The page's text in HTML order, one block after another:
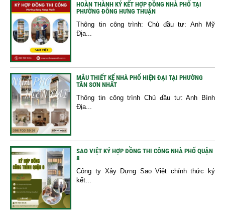
HOÀN THÀNH KÝ KẾT HỢP ĐỒNG NHÀ PHỐ TẠI
PHƯỜNG ĐÔNG HƯNG THUẬN
Thông tin công trình: Chủ đầu tư: Anh Mỹ
Địa...
MẪU THIẾT KẾ NHÀ PHỐ HIỆN ĐẠI TẠI PHƯỜNG
TÂN SƠN NHẤT
Thông tin công trình Chủ đầu tư: Anh Bình
Địa...
SAO VIỆT KÝ HỢP ĐỒNG THI CÔNG NHÀ PHỐ QUẬN
8
Công ty Xây Dựng Sao Việt chính thức ký
kết...